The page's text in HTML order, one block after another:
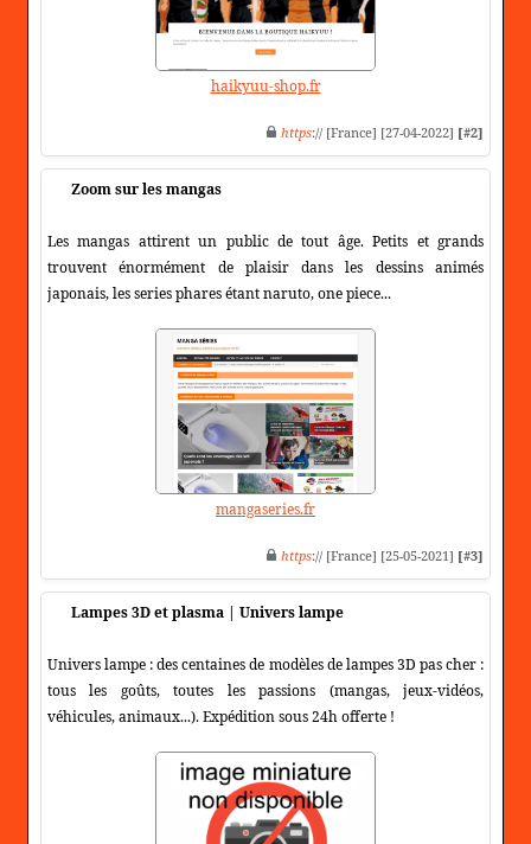
haikyuu-shop.fr
https:// [France] [27-04-2022] [#2]
Zoom sur les mangas
Les mangas attirent un public de tout âge. Petits et grands
trouvent énormément de plaisir dans les dessins animés
japonais, les series phares étant naruto, one piece...
mangaseries.fr
https:// [France] [25-05-2021] [#3]
Lampes 3D et plasma | Univers lampe
Univers lampe : des centaines de modèles de lampes 3D pas cher :
tous les goûts, toutes les passions (mangas, jeux-vidéos,
véhicules, animaux...). Expédition sous 24h offerte !